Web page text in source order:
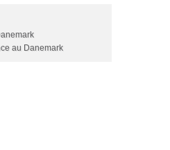
au Danemark